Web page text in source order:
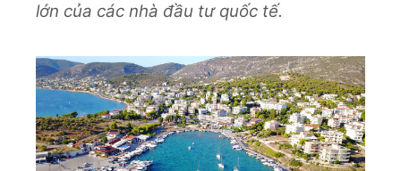
lớn của các nhà đầu tư quốc tế.